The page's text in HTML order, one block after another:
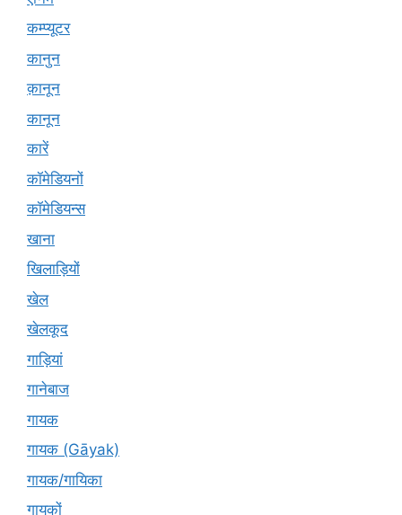
कम्प्यूटर
कानुन
क़ानून
कानून
कारें
कॉमेडियनों
कॉमेडियन्स
खाना
खिलाड़ियों
खेल
खेलकूद
गाड़ियां
गानेबाज
गायक
गायक (Gāyak)
गायक/गायिका
गायकों